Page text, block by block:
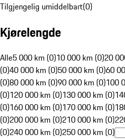
Tilgjengelig umiddelbart(0)
Kjørelengde
Alle5 000 km (0)10 000 km (0)20
(0)40 000 km (0)50 000 km (0)60
(0)80 000 km (0)90 000 km (0)100
(0)120 000 km (0)130 000 km (0)
(0)160 000 km (0)170 000 km (0)
(0)200 000 km (0)210 000 km (0)
(0)240 000 km (0)250 000 km (0)